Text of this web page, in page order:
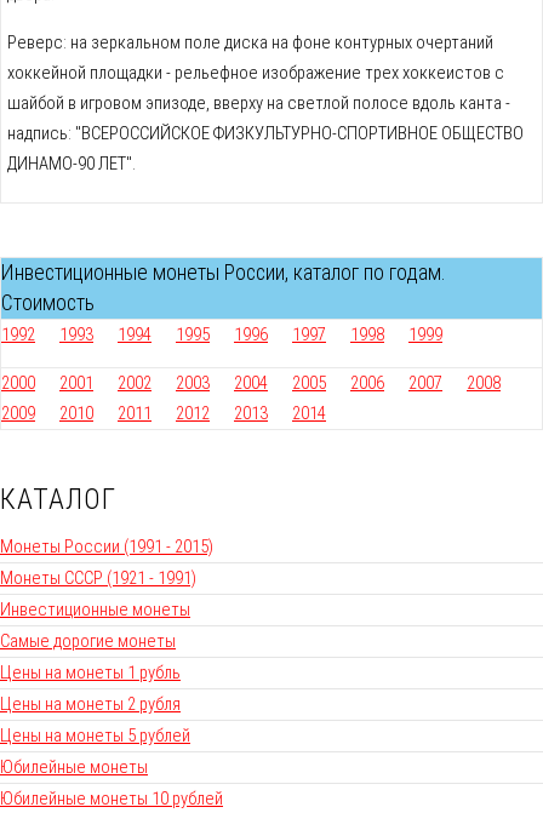
Реверс: на зеркальном поле диска на фоне контурных очертаний
хоккейной площадки - рельефное изображение трех хоккеистов с
шайбой в игровом эпизоде, вверху на светлой полосе вдоль канта -
надпись: "ВСЕРОССИЙСКОЕ ФИЗКУЛЬТУРНО-СПОРТИВНОЕ ОБЩЕСТВО
ДИНАМО-90 ЛЕТ".
Инвестиционные монеты России, каталог по годам.
Стоимость
1992 1993 1994 1995 1996 1997 1998 1999
2000 2001 2002 2003 2004 2005 2006 2007
2008
2009
2010 2011 2012 2013 2014
КАТАЛОГ
Монеты России (1991 - 2015)
Монеты СССР (1921 - 1991)
Инвестиционные монеты
Самые дорогие монеты
Цены на монеты 1 рубль
Цены на монеты 2 рубля
Цены на монеты 5 рублей
Юбилейные монеты
Юбилейные монеты 10 рублей